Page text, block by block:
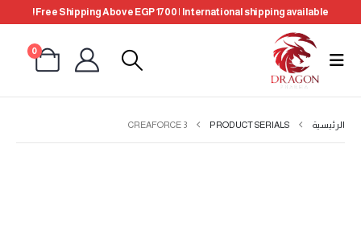
Free Shipping Above EGP 1700 | International shipping available!
0
الرئيسية PRODUCT SERIALS
CREAFORCE 3